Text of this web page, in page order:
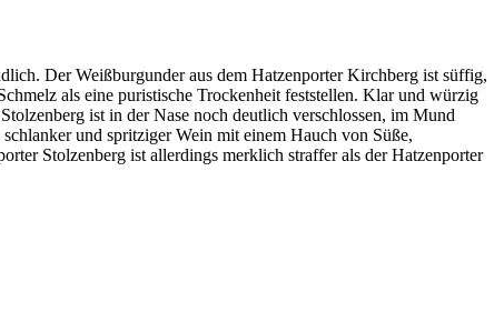
Der Weißburgunder aus dem Hatzenporter Kirchberg ist süffig,
als eine puristische Trockenheit feststellen. Klar und würzig
ist in der Nase noch deutlich verschlossen, im Mund
und spritziger Wein mit einem Hauch von Süße,
Stolzenberg ist allerdings merklich straffer als der Hatzenporter